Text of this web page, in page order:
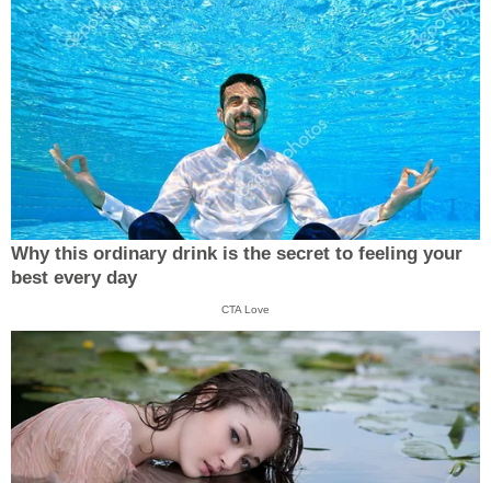
Why this ordinary drink is the secret to feeling your
best every day
CTA Love